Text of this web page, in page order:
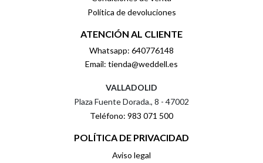
Política de devoluciones
ATENCIÓN AL CLIENTE
Whatsapp: 640776148
Email: tienda@weddell.es
VALLADOLID
Plaza Fuente Dorada., 8 - 47002
Teléfono: 983 071 500
POLÍTICA DE PRIVACIDAD
Aviso legal